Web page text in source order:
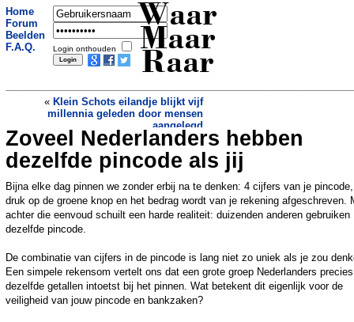
Home
Forum
Beelden
F.A.Q.
Login onthouden
Waar
Maar
Raar
« Klein Schots eilandje blijkt vijf
millennia geleden door mensen
aangelegd
Franse hoogleraar geeft zichzelf
nepprijs, 'de Nobelprijs van de dode
talen'»
Zoveel Nederlanders hebben
dezelfde pincode als jij
Bijna elke dag pinnen we zonder erbij na te denken: 4 cijfers van je
druk op de groene knop en het bedrag wordt van je rekening afgeschreven.
achter die eenvoud schuilt een harde realiteit: duizenden anderen gebruiken
dezelfde pincode.
De combinatie van cijfers in de pincode is lang niet zo uniek als je zou
Een simpele rekensom vertelt ons dat een grote groep Nederlanders precies
dezelfde getallen intoetst bij het pinnen. Wat betekent dit eigenlijk voor de
veiligheid van jouw pincode en bankzaken?